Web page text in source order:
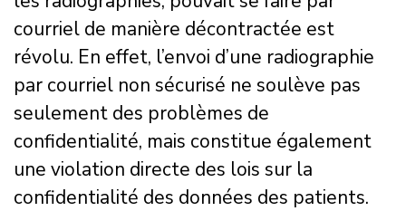
courriel de manière décontractée est
révolu. En effet, l’envoi d’une radiographie
par courriel non sécurisé ne soulève pas
seulement des problèmes de
confidentialité, mais constitue également
une violation directe des lois sur la
confidentialité des données des patients.